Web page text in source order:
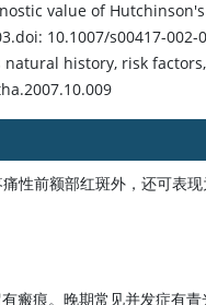
value of
10.1007/s00417-002-
history, risk
性前额部红斑外，还可表
瘢痕。晚期常见并发症有青